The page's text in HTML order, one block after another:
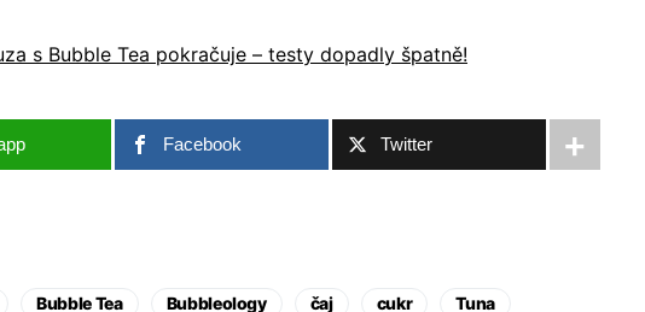
s Bubble Tea pokračuje – testy dopadly špatně!
Facebook Twitter
Bubble Tea Bubbleology čaj cukr Tuna